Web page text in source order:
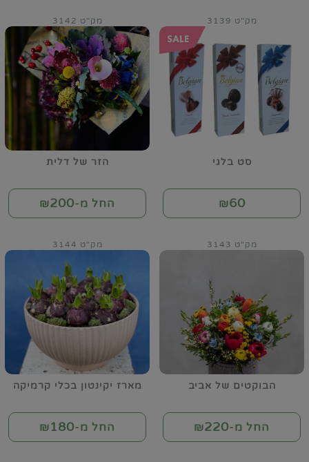
סט בלגי
מק"ט 3139
₪60
הזר של דלית
מק"ט 3142
החל מ-₪200
הבוקטים של אביב
מק"ט 3143
החל מ-₪220
מארז יקינטון בכלי קרמיקה
מק"ט 3144
החל מ-₪180